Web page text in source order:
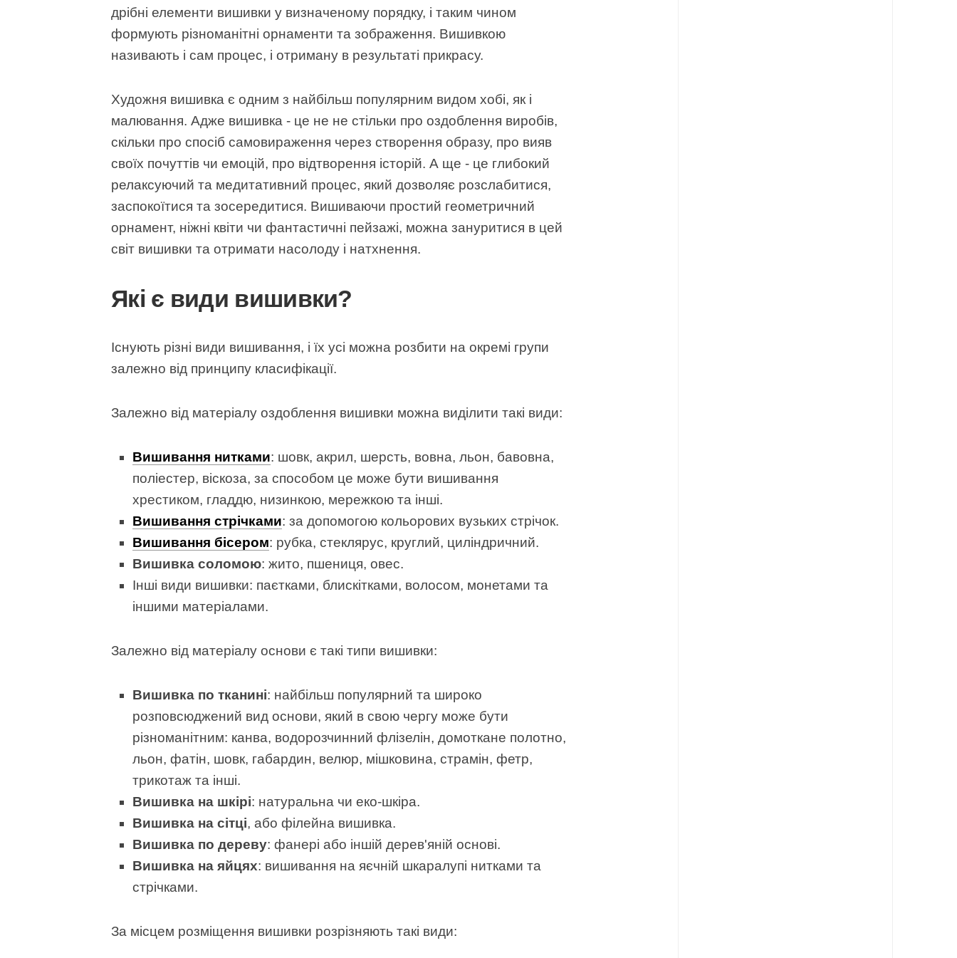
дрібні елементи вишивки у визначеному порядку, і таким чином
формують різноманітні орнаменти та зображення. Вишивкою
називають і сам процес, і отриману в результаті прикрасу.
Художня вишивка є одним з найбільш популярним видом хобі, як і
малювання. Адже вишивка - це не не стільки про оздоблення виробів,
скільки про спосіб самовираження через створення образу, про вияв
своїх почуттів чи емоцій, про відтворення історій. А ще - це глибокий
релаксуючий та медитативний процес, який дозволяє розслабитися,
заспокоїтися та зосередитися. Вишиваючи простий геометричний
орнамент, ніжні квіти чи фантастичні пейзажі, можна зануритися в цей
світ вишивки та отримати насолоду і натхнення.
Які є види вишивки?
Існують різні види вишивання, і їх усі можна розбити на окремі групи
залежно від принципу класифікації.
Залежно від матеріалу оздоблення вишивки можна виділити такі види:
Вишивання нитками: шовк, акрил, шерсть, вовна, льон, бавовна,
поліестер, віскоза, за способом це може бути вишивання
хрестиком, гладдю, низинкою, мережкою та інші.
Вишивання стрічками: за допомогою кольорових вузьких стрічок.
Вишивання бісером: рубка, стеклярус, круглий, циліндричний.
Вишивка соломою: жито, пшениця, овес.
Інші види вишивки: паєтками, блискітками, волосом, монетами та
іншими матеріалами.
Залежно від матеріалу основи є такі типи вишивки:
Вишивка по тканині: найбільш популярний та широко
розповсюджений вид основи, який в свою чергу може бути
різноманітним: канва, водорозчинний флізелін, домоткане полотно,
льон, фатін, шовк, габардин, велюр, мішковина, страмін, фетр,
трикотаж та інші.
Вишивка на шкірі: натуральна чи еко-шкіра.
Вишивка на сітці, або філейна вишивка.
Вишивка по дереву: фанері або іншій дерев'яній основі.
Вишивка на яйцях: вишивання на яєчній шкаралупі нитками та
стрічками.
За місцем розміщення вишивки розрізняють такі види: